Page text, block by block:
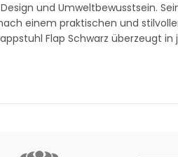
und Umweltbewusstsein.
einem praktischen und
Flap Schwarz überzeugt in